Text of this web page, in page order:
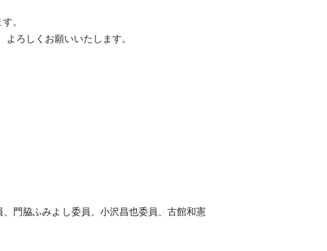
。
ろしくお願いいたします。
門脇ふみよし委員、小沢昌也委員、古館和憲